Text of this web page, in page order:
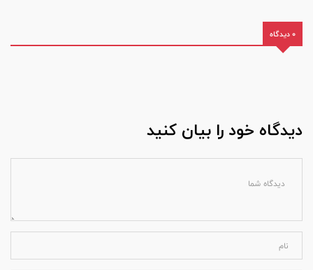
0 دیدگاه
دیدگاه خود را بیان کنید